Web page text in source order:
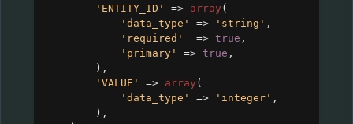
'ENTITY_ID'
=> array (
'data_type'
=> 'string' ,
'required'
=> true ,
'primary'
=> true ,
),
'VALUE'
=> array (
'data_type'
=> 'integer' ,
),